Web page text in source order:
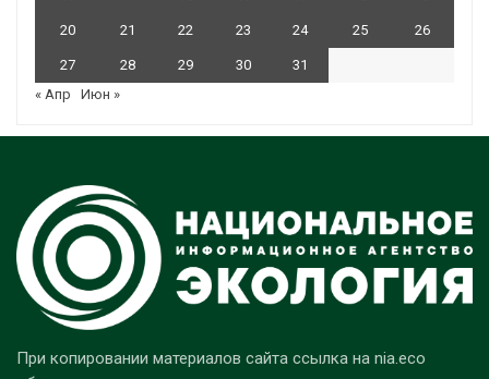
20 21 22 23 24 25 26
27 28 29 30
31
« Апр
Июн »
При копировании материалов сайта ссылка на nia.eco